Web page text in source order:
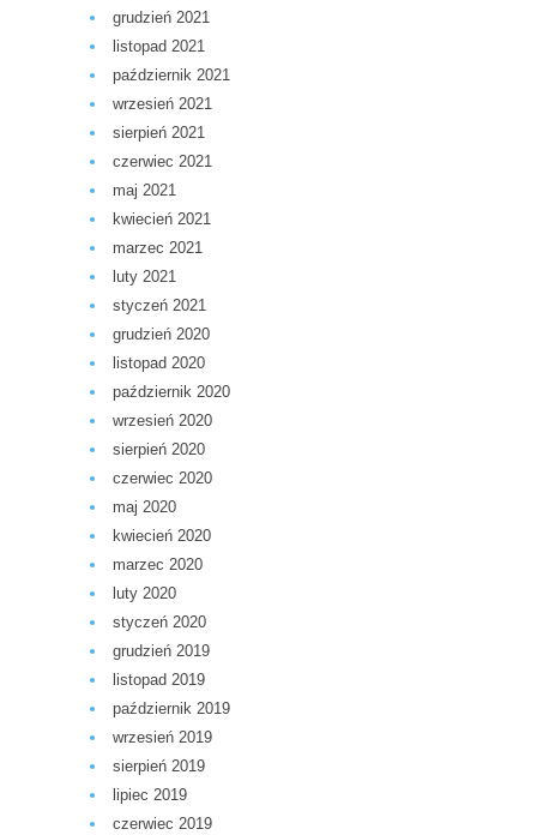
grudzień 2021
listopad 2021
październik 2021
wrzesień 2021
sierpień 2021
czerwiec 2021
maj 2021
kwiecień 2021
marzec 2021
luty 2021
styczeń 2021
grudzień 2020
listopad 2020
październik 2020
wrzesień 2020
sierpień 2020
czerwiec 2020
maj 2020
kwiecień 2020
marzec 2020
luty 2020
styczeń 2020
grudzień 2019
listopad 2019
październik 2019
wrzesień 2019
sierpień 2019
lipiec 2019
czerwiec 2019